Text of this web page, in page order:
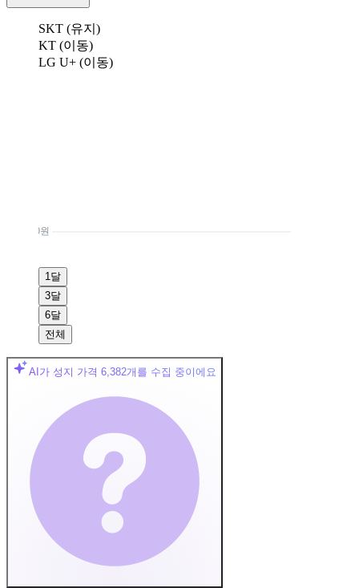
SKT (유지)
KT (이동)
LG U+ (이동)
0원
1달
3달
6달
전체
AI가 성지 가격 6,382개를 수집 중이에요